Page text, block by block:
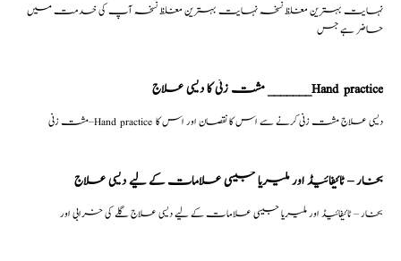
نہایت بہترین مغلظ نسخہ نہایت بہترین مغلظ نسخہ آپ کی خدمت میں
حاضر ہے جس
مشت زنی کا دیسی علاج _______Hand practice
مشت زنی–Hand practice دیسی علاج مشت زنی کرنے سے اس کا نقصان اور اس کا
بخار – ٹائیفائیڈ اور ملیریا جیسی علامات کے لیے دیسی علاج
بخار – ٹائیفائیڈ اور ملیریا جیسی علامات کے لیے دیسی علاج گلے کی خرابی اور